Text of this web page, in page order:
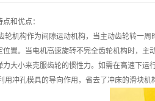
点和优点：
轮机构作为间隙运动机构，当主动齿轮转一
位置。当电机高速旋转不完全齿轮机构时，主
力大小来克服齿轮的惯性力。如需在高速下运
用冲孔模具的导向作用，省去了冲床的滑块机